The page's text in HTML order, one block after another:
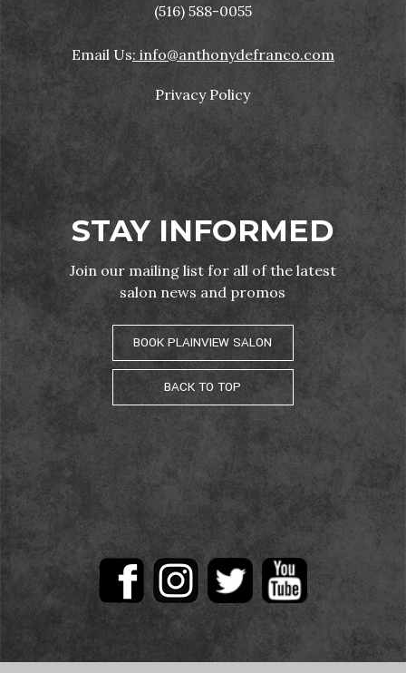
(516) 588-0055
Email Us: info@anthonydefranco.com
Privacy Policy
STAY INFORMED
Join our mailing list for all of the latest
salon news and promos
BOOK PLAINVIEW SALON
BACK TO TOP